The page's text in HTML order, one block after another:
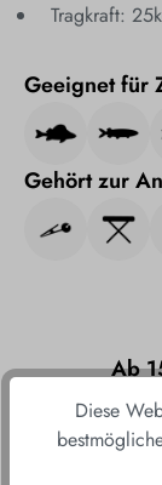
Tragkraft:
Geeignet für
Gehört zur
Ab
Ab
nach
Diese